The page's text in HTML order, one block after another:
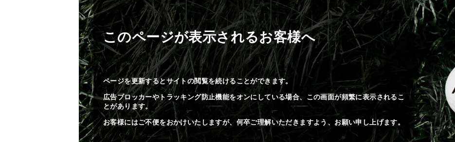
このページが表示されるお客様へ
ページを更新するとサイトの閲覧を続けることができます。
広告ブロッカーやトラッキング防止機能をオンにしている場合、この画面が頻繁に表示されるこ
とがあります。
お客様にはご不便をおかけいたしますが、何卒ご理解いただきますよう、お願い申し上げます。